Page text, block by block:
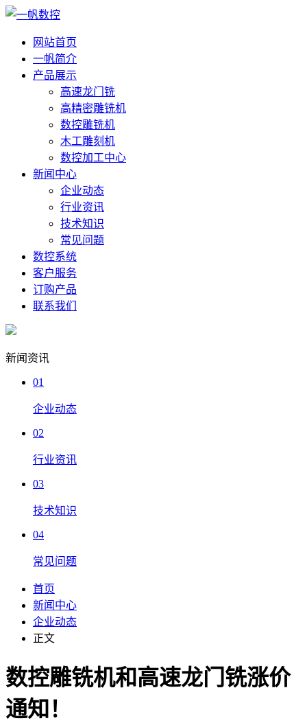
网站首页
一帆简介
产品展示
高速龙门铣
高精密雕铣机
数控雕铣机
木工雕刻机
数控加工中心
新闻中心
企业动态
行业资讯
技术知识
常见问题
数控系统
客户服务
订购产品
联系我们
新闻资讯
01
企业动态
02
行业资讯
03
技术知识
04
常见问题
首页
新闻中心
企业动态
正文
数控雕铣机和高速龙门铣涨价
通知！